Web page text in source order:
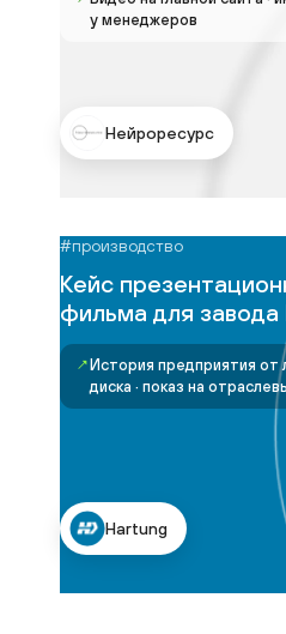
у менеджеров
Нейроресурс
#производство
Кейс
фильма для завода
↗ История предприятия от
диска · показ на
Hartung